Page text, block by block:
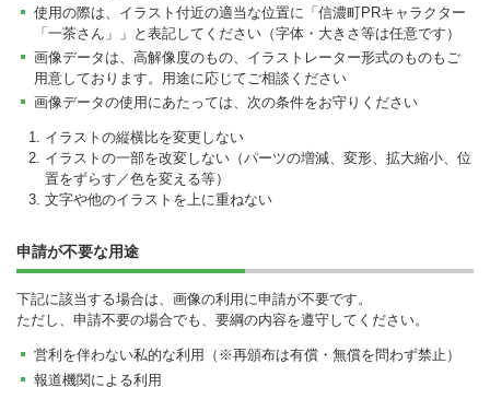
使用の際は、イラスト付近の適当な位置に「信濃町PRキャラクター
「一茶さん」」と表記してください（字体・大きさ等は任意です）
画像データは、高解像度のもの、イラストレーター形式のものもご
用意しております。用途に応じてご相談ください
画像データの使用にあたっては、次の条件をお守りください
イラストの縦横比を変更しない
イラストの一部を改変しない（パーツの増減、変形、拡大縮小、位
置をずらす／色を変える等）
文字や他のイラストを上に重ねない
申請が不要な用途
下記に該当する場合は、画像の利用に申請が不要です。
ただし、申請不要の場合でも、要綱の内容を遵守してください。
営利を伴わない私的な利用（※再頒布は有償・無償を問わず禁止）
報道機関による利用